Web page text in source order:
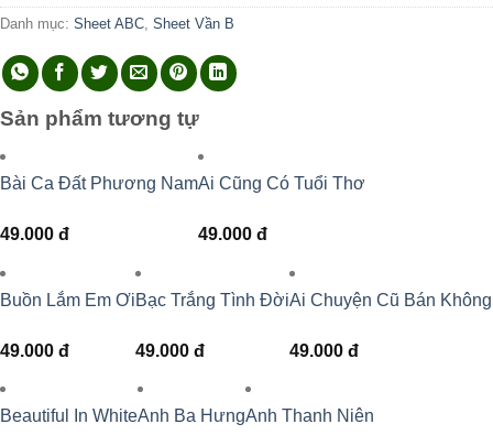
Danh mục: Sheet ABC Sheet Vần B
Sản phẩm tương tự
Bài Ca Đất Phương Nam
49.000 đ
Ai Cũng Có Tuổi Thơ
49.000 đ
Buồn Lắm Em Ơi
49.000 đ
Bạc Trắng Tình Đời
49.000 đ
Ai Chuyện Cũ Bán Không
49.000 đ
Beautiful In WhiteAnh Ba HưngAnh Thanh Niên